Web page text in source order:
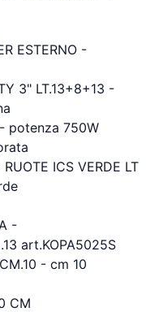
ESTERNO -
3" LT.13+8+13 -
potenza 750W
ICS VERDE LT
-
art.KOPA5025S
- cm 10
CM